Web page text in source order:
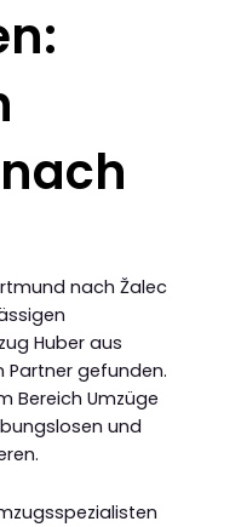
nach Žalec
Huber aus
gefunden.
Bereich Umzüge
und